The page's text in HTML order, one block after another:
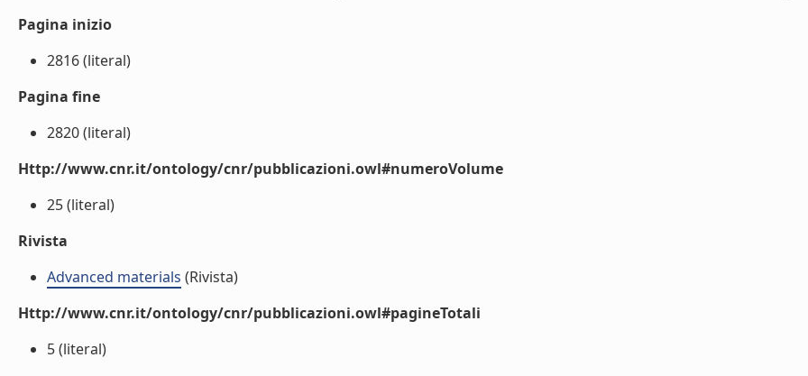
Pagina inizio
2816 (literal)
Pagina fine
2820 (literal)
Http://www.cnr.it/ontology/cnr/pubblicazioni.owl#numeroVolume
25 (literal)
Rivista
Advanced materials (Rivista)
Http://www.cnr.it/ontology/cnr/pubblicazioni.owl#pagineTotali
5 (literal)